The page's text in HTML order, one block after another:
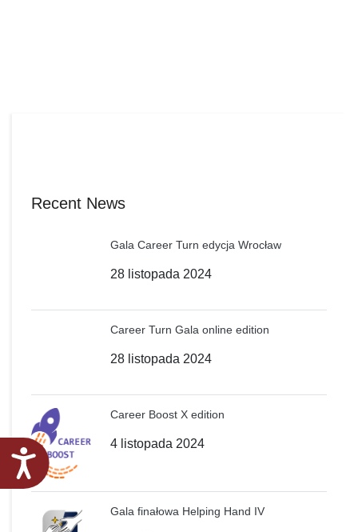
Dostępność
Recent News
Gala Career Turn edycja Wrocław
28 listopada 2024
Career Turn Gala online edition
28 listopada 2024
Career Boost X edition
4 listopada 2024
Gala finałowa Helping Hand IV